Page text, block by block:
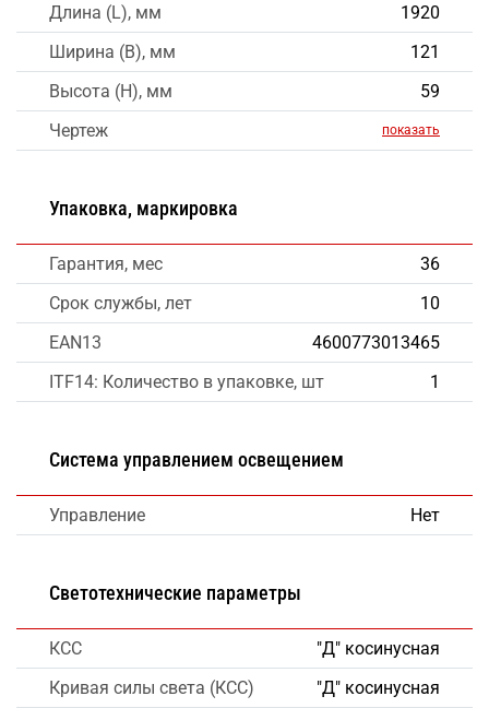
Длина (L), мм
1920
Ширина (B), мм
121
Высота (H), мм
59
Чертеж
показать
Упаковка, маркировка
Гарантия, мес
36
Срок службы, лет
10
EAN13
4600773013465
ITF14: Количество в упаковке, шт
1
Система управлением освещением
Управление Нет
Светотехнические параметры
КСС
"Д" косинусная
Кривая силы света (КСС)
"Д" косинусная